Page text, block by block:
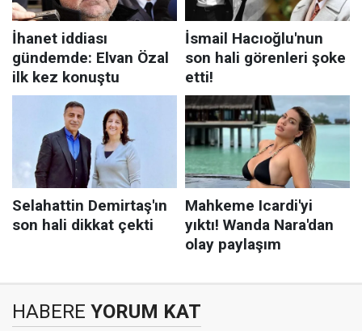
HABERE YORUM KAT